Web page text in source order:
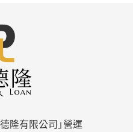
隆有限公司」營運